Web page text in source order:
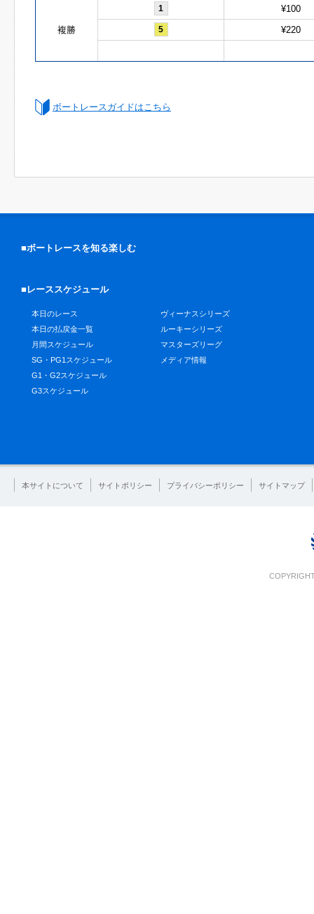
複勝
1 ¥100
5 ¥220
ボートレースガイドはこちら
■ボートレースを知る楽しむ
■レーススケジュール
本日のレース
本日の払戻金一覧
月間スケジュール
SG・PG1スケジュール
G1・G2スケジュール
G3スケジュール
ヴィーナスシリーズ
ルーキーシリーズ
マスターズリーグ
メディア情報
本サイトについて サイトポリシー プライバシーポリシー サイトマップ